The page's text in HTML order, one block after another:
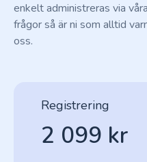
enkelt administreras via
frågor så är ni som alltid
oss.
Registrering
2 099 kr